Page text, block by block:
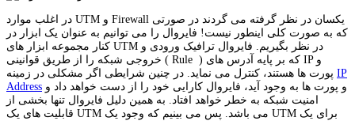
در اغلب موارد UTM و Firewall یکسان در نظر گرفته می گردند در صورتی
که به صورت کلی اینطور نیست! فایروال را می توانیم به عنوان یک ابزار در
کنار مجموعه ابزار های UTM در نظر بگیریم. فایروال ترافیک ورودی و
خروجی شبکه را از طریق قوانینی ( Rule ) که بر پایه آدرس های IP و
IP
Address
امنیت شبکه به خطر خواهد افتاد. به همین دلیل فایروال تنها بخشی از
قابلیت های یک UTM می باشد. پس می بینیم که وجود یک UTM برای یک